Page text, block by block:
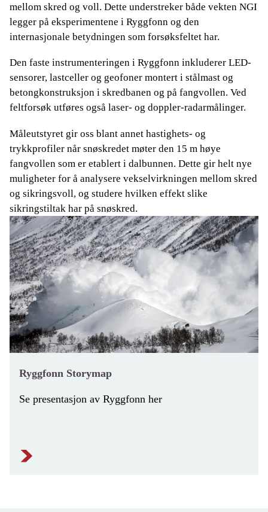
mellom skred og voll. Dette understreker både vekten NGI
legger på eksperimentene i Ryggfonn og den
internasjonale betydningen som forsøksfeltet har.
Den faste instrumenteringen i Ryggfonn inkluderer LED-
sensorer, lastceller og geofoner montert i stålmast og
betongkonstruksjon i skredbanen og på fangvollen. Ved
feltforsøk utføres også laser- og doppler-radarmålinger.
Måleutstyret gir oss blant annet hastighets- og
trykkprofiler når snøskredet møter den 15 m høye
fangvollen som er etablert i dalbunnen. Dette gir helt nye
muligheter for å analysere vekselvirkningen mellom skred
og sikringsvoll, og studere hvilken effekt slike
sikringstiltak har på snøskred.
Ryggfonn Storymap
Se presentasjon av Ryggfonn her